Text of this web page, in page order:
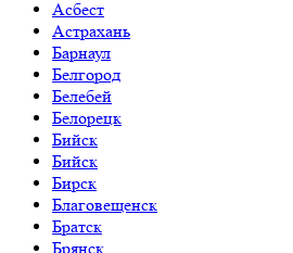
Асбест
Астрахань
Барнаул
Белгород
Белебей
Белорецк
Бийск
Бийск
Бирск
Благовещенск
Братск
Брянск